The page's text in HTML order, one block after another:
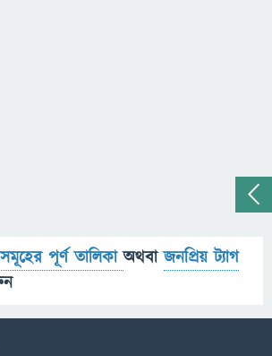
পূর্ণ তালিকাঅথবাজনপ্রিয় ট্যাগ